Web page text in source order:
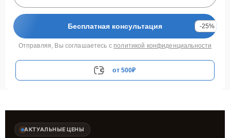
Бесплатная консультация -25%
Отправляя, Вы соглашаетесь с политикой конфиденциальности
от 500₽
АКТУАЛЬНЫЕ ЦЕНЫ